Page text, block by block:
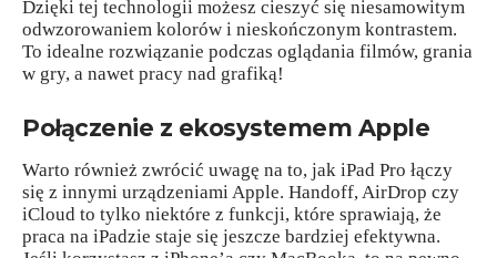
Dzięki tej technologii możesz cieszyć się niesamowitym
odwzorowaniem kolorów i nieskończonym kontrastem.
To idealne rozwiązanie podczas oglądania filmów, grania
w gry, a nawet pracy nad grafiką!
Połączenie z ekosystemem Apple
Warto również zwrócić uwagę na to, jak iPad Pro łączy
się z innymi urządzeniami Apple. Handoff, AirDrop czy
iCloud to tylko niektóre z funkcji, które sprawiają, że
praca na iPadzie staje się jeszcze bardziej efektywna.